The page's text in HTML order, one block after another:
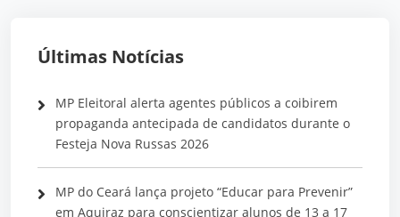
Últimas Notícias
MP Eleitoral alerta agentes públicos a coibirem
propaganda antecipada de candidatos durante o
Festeja Nova Russas 2026
MP do Ceará lança projeto “Educar para Prevenir”
em Aquiraz para conscientizar alunos de 13 a 17